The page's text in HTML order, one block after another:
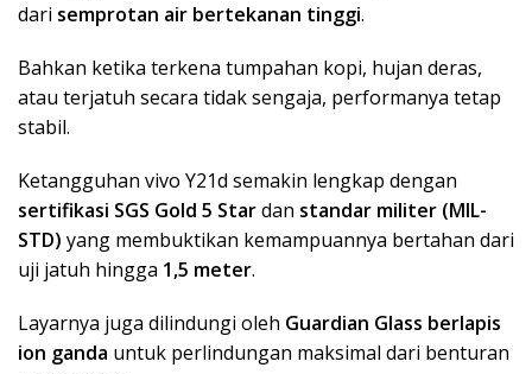
dari semprotan air bertekanan tinggi.
Bahkan ketika terkena tumpahan kopi, hujan deras,
atau terjatuh secara tidak sengaja, performanya tetap
stabil.
Ketangguhan vivo Y21d semakin lengkap dengan
sertifikasi SGS Gold 5 Stardan standar militer (MIL-
STD) yang membuktikan kemampuannya bertahan dari
uji jatuh hingga 1,5 meter.
Layarnya juga dilindungi oleh Guardian Glass berlapis
ion ganda untuk perlindungan maksimal dari benturan